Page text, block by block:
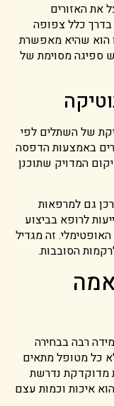
את האזורים
כלל צפופה
הוא שהיא מאפשרת
ספיגה מסוימת של
של השתלים לפי
באמצעות הדפסה
המדויק שתוכנן
גם למרפאות
לרופא בביצוע
זה מגדיל
הסובבות.
רבה בבחירה
כל מטופל מתאים
מדוקדקת נדרשת
איכות וכמות עצם